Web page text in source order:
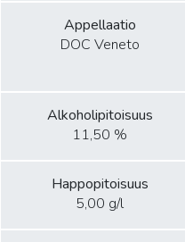
Appellaatio
DOC Veneto
Alkoholipitoisuus
11,50 %
Happopitoisuus
5,00 g/l